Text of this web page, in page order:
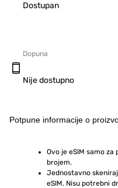
Dostupan
Dopuna
Nije dostupno
Potpune informacije o
Ovo je eSIM samo
brojem.
Jednostavno
eSIM. Nisu potrebni